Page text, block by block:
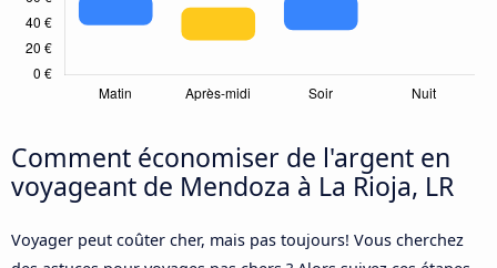
Comment économiser de l'argent en
voyageant de Mendoza à La Rioja, LR
Voyager peut coûter cher, mais pas toujours! Vous cherchez